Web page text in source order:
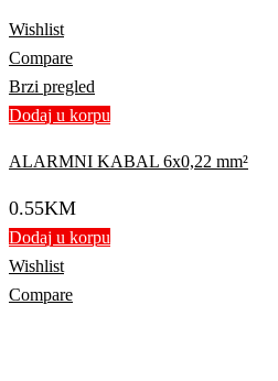
Wishlist
Compare
Brzi pregled
Dodaj u korpu
ALARMNI KABAL 6x0,22 mm²
0.55KM
Dodaj u korpu
Wishlist
Compare